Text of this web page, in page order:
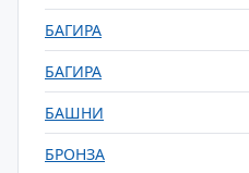
БАГИРА
БАГИРА
БАШНИ
БРОНЗА